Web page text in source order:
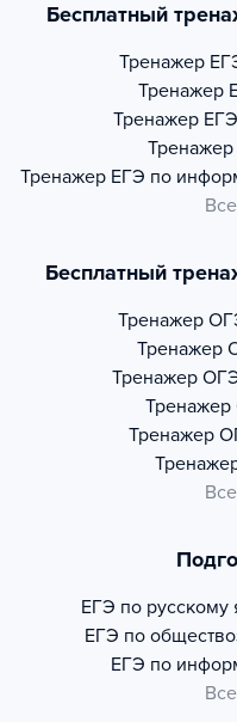
Бесплатный
Тренажер
Тренажер
Тренажер
Тренажер
Тренажер ЕГЭ по
Бесплатный
Тренажер
Тренажер
Тренажер
Тренажер
Тренажер
ЕГЭ по русскому
ЕГЭ по
ЕГЭ по